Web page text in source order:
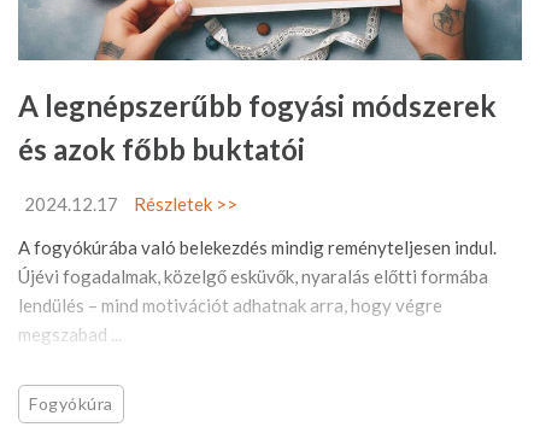
A legnépszerűbb fogyási módszerek
és azok főbb buktatói
2024.12.17
Részletek >>
A fogyókúrába való belekezdés mindig reményteljesen indul.
Újévi fogadalmak, közelgő esküvők, nyaralás előtti formába
lendülés – mind motivációt adhatnak arra, hogy végre
megszabad ...
Fogyókúra